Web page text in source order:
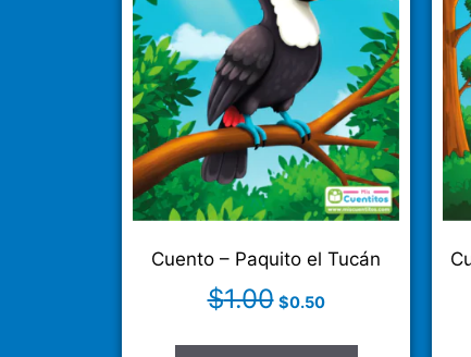
Cuento – Paquito el Tucán
$1.00 $0.50